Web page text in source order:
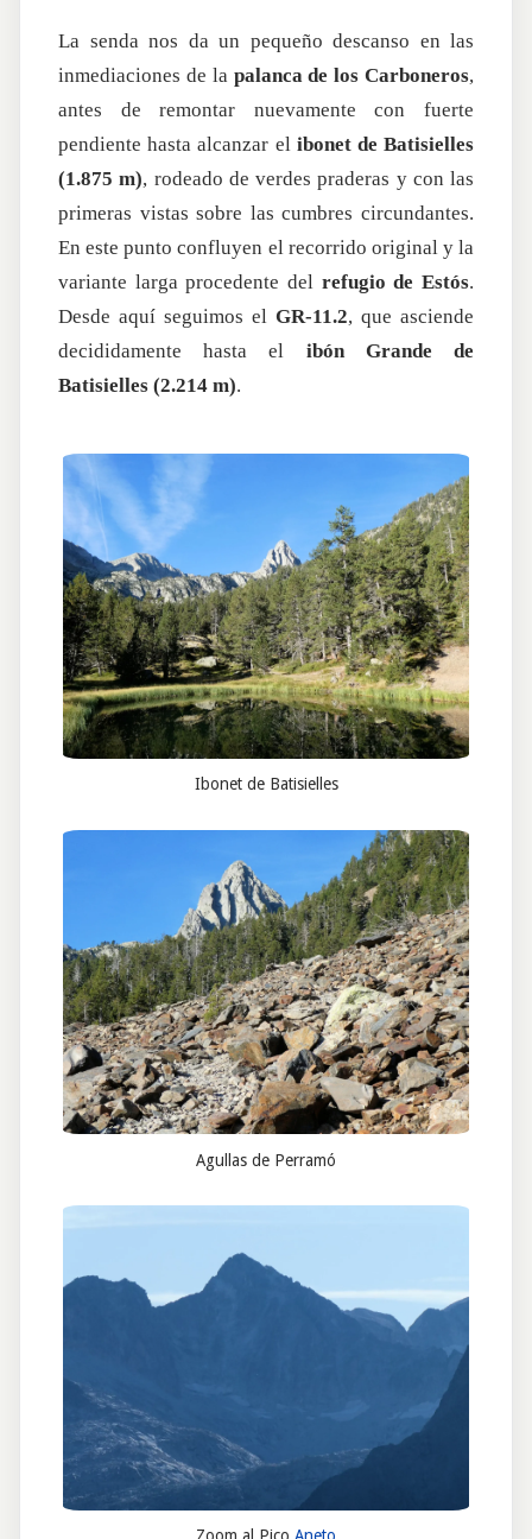
La senda nos da un pequeño descanso en las
inmediaciones de la palanca de los Carboneros,
antes de remontar nuevamente con fuerte
pendiente hasta alcanzar el ibonet de Batisielles
(1.875 m), rodeado de verdes praderas y con las
primeras vistas sobre las cumbres circundantes.
En este punto confluyen el recorrido original y la
variante larga procedente del refugio de Estós.
Desde aquí seguimos el GR-11.2, que asciende
decididamente hasta el ibón Grande de
Batisielles (2.214 m).
Ibonet de Batisielles
Agullas de Perramó